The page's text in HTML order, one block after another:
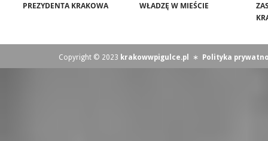
PREZYDENTA KRAKOWA
WŁADZĘ W MIEŚCIE
Copyright © 2023 krakowwpigulce.pl ∗ Polityka